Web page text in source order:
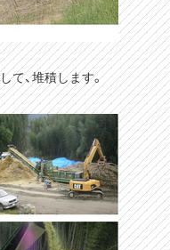
て、堆積します。